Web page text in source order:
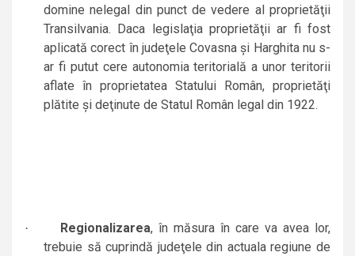
domine nelegal din punct de vedere al proprietăţii
Transilvania. Daca legislaţia proprietăţii ar fi fost
aplicată corect în judeţele Covasna şi Harghita nu s-
ar fi putut cere autonomia teritorială a unor teritorii
aflate în proprietatea Statului Român, proprietăţi
plătite şi deţinute de Statul Român legal din 1922.
· Regionalizarea, în măsura în care va avea lor,
trebuie să cuprindă judeţele din actuala regiune de